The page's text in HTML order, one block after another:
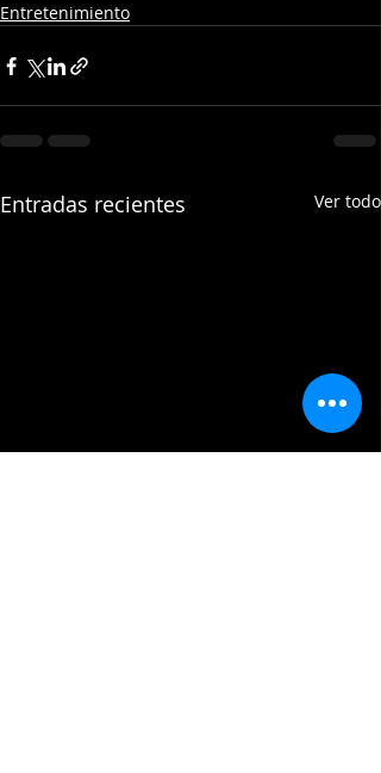
Entretenimiento
Entradas recientes Ver todo